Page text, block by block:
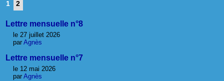
1 2
Lettre mensuelle n°8
le 27 juillet 2026
par Agnès
Lettre mensuelle n°7
le 12 mai 2026
par Agnès